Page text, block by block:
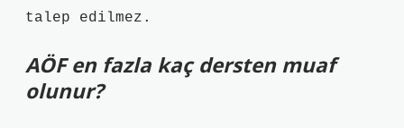
talep edilmez.
AÖF en fazla kaç dersten muaf
olunur?